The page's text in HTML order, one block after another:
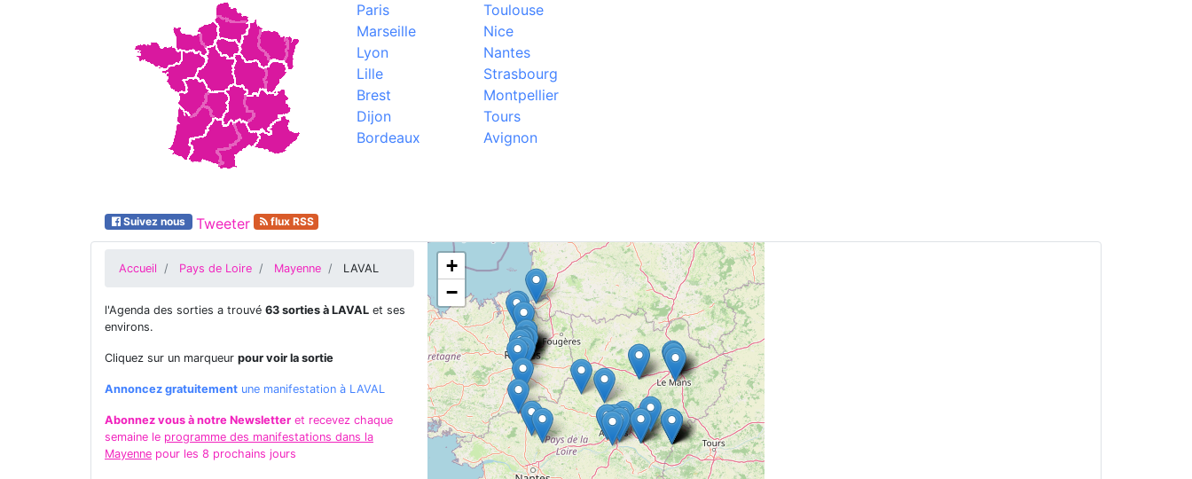
Paris
Marseille
Lyon
Lille
Brest
Dijon
Bordeaux
Toulouse
Nice
Nantes
Strasbourg
Montpellier
Tours
Avignon
Suivez nous Tweeter flux RSS
Accueil Pays de Loire Mayenne LAVAL
l'Agenda des sorties a trouvé 63 sorties à LAVAL et ses
environs.
Cliquez sur un marqueur pour voir la sortie
Annoncez gratuitement une manifestation à LAVAL
Abonnez vous à notre Newsletter et recevez chaque
semaine le programme des manifestations dans la
Mayenne pour les 8 prochains jours
+
−